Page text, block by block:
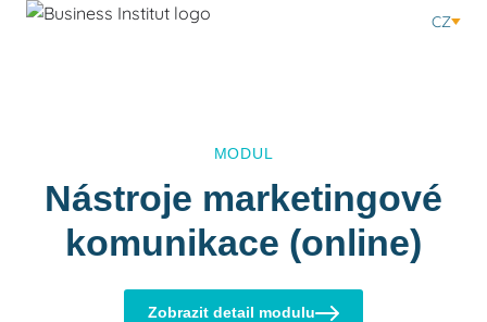
CZ
MODUL
Nástroje marketingové
komunikace (online)
Zobrazit detail modulu